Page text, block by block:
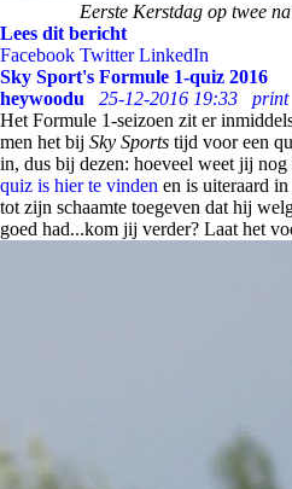
Eerste Kerstdag op twee
Lees dit bericht
Facebook Twitter LinkedIn
Sky Sport's Formule 1-quiz 2016
heywoodu
25-12-2016 19:33
print
Het Formule 1-seizoen zit er
men het bij Sky Sports tijd voor een
in, dus bij dezen: hoeveel weet jij nog
quiz is hier te vinden en is uiteraard
tot zijn schaamte toegeven dat hij
goed had...kom jij verder? Laat het